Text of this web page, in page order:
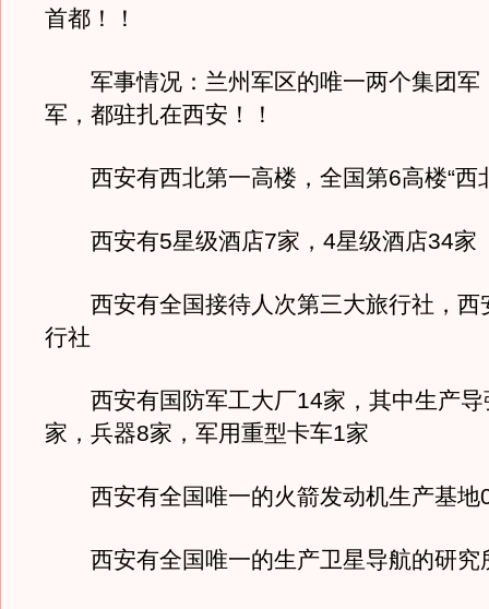
首都！！
军事情况：兰州军区的唯一两个集团军
军，都驻扎在西安！！
西安有西北第一高楼，全国第6高楼“西
西安有5星级酒店7家，4星级酒店34家
西安有全国接待人次第三大旅行社，西
行社
西安有国防军工大厂14家，其中生产导
家，兵器8家，军用重型卡车1家
西安有全国唯一的火箭发动机生产基地
西安有全国唯一的生产卫星导航的研究